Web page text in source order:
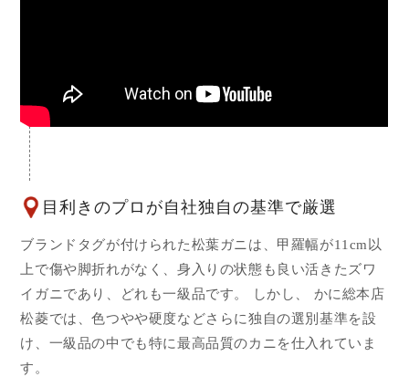
目利きのプロが自社独自の基準で厳選
ブランドタグが付けられた松葉ガニは、甲羅幅が11cm以
上で傷や脚折れがなく、身入りの状態も良い活きたズワ
イガニであり、どれも一級品です。 しかし、 かに総本店
松菱では、色つやや硬度などさらに独自の選別基準を設
け、一級品の中でも特に最高品質のカニを仕入れていま
す。